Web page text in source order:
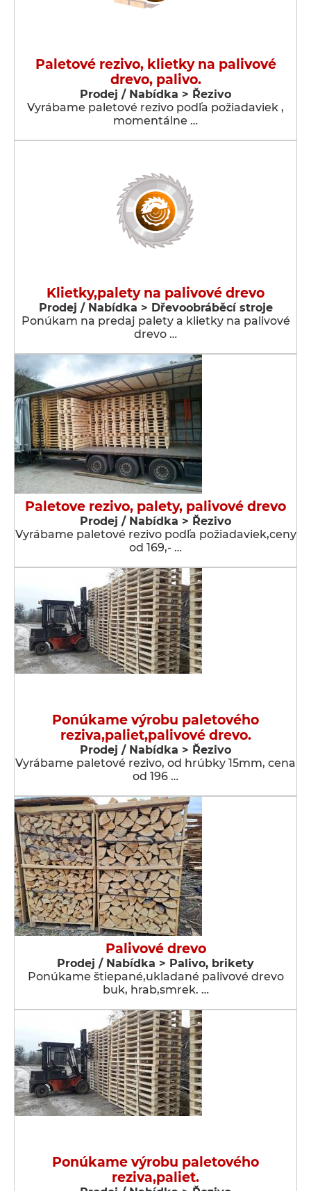
Paletové rezivo, klietky na palivové
drevo, palivo.
Prodej / Nabídka > Řezivo
Vyrábame paletové rezivo podľa požiadaviek ,
momentálne …
Klietky,palety na palivové drevo
Prodej / Nabídka > Dřevoobráběcí stroje
Ponúkam na predaj palety a klietky na palivové
drevo …
Paletove rezivo, palety, palivové drevo
Prodej / Nabídka > Řezivo
Vyrábame paletové rezivo podľa požiadaviek,ceny
od 169,- …
Ponúkame výrobu paletového
reziva,paliet,palivové drevo.
Prodej / Nabídka > Řezivo
Vyrábame paletové rezivo, od hrúbky 15mm, cena
od 196 …
Palivové drevo
Prodej / Nabídka > Palivo, brikety
Ponúkame štiepané,ukladané palivové drevo
buk, hrab,smrek. …
Ponúkame výrobu paletového
reziva,paliet.